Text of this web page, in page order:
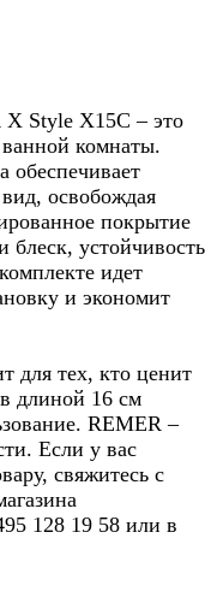
X Style X15C – это
комнаты.
обеспечивает
освобождая
покрытие
блеск, устойчивость
идет
и экономит
для тех, кто ценит
длиной 16 см
REMER –
Если у вас
свяжитесь с
128 19 58 или в